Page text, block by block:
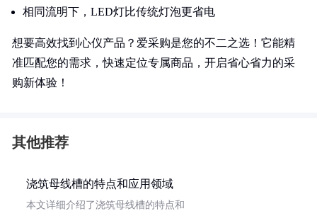
相同流明下，LED灯比传统灯泡更省电
想要高效找到心仪产品？爱采购是您的不二之选！它能精
准匹配您的需求，快速定位专属商品，开启省心省力的采
购新体验！
其他推荐
浇筑母线槽的特点和应用领域
本文详细介绍了浇筑母线槽的特点和